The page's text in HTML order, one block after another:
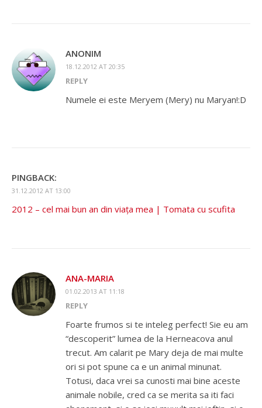
ANONIM
18.12.2012 AT 20:35
REPLY
Numele ei este Meryem (Mery) nu Maryan!:D
PINGBACK:
31.12.2012 AT 13:00
2012 – cel mai bun an din viața mea | Tomata cu scufita
ANA-MARIA
01.02.2013 AT 11:18
REPLY
Foarte frumos si te inteleg perfect! Sie eu am
“descoperit” lumea de la Herneacova anul
trecut. Am calarit pe Mary deja de mai multe
ori si pot spune ca e un animal minunat.
Totusi, daca vrei sa cunosti mai bine aceste
animale nobile, cred ca se merita sa iti faci